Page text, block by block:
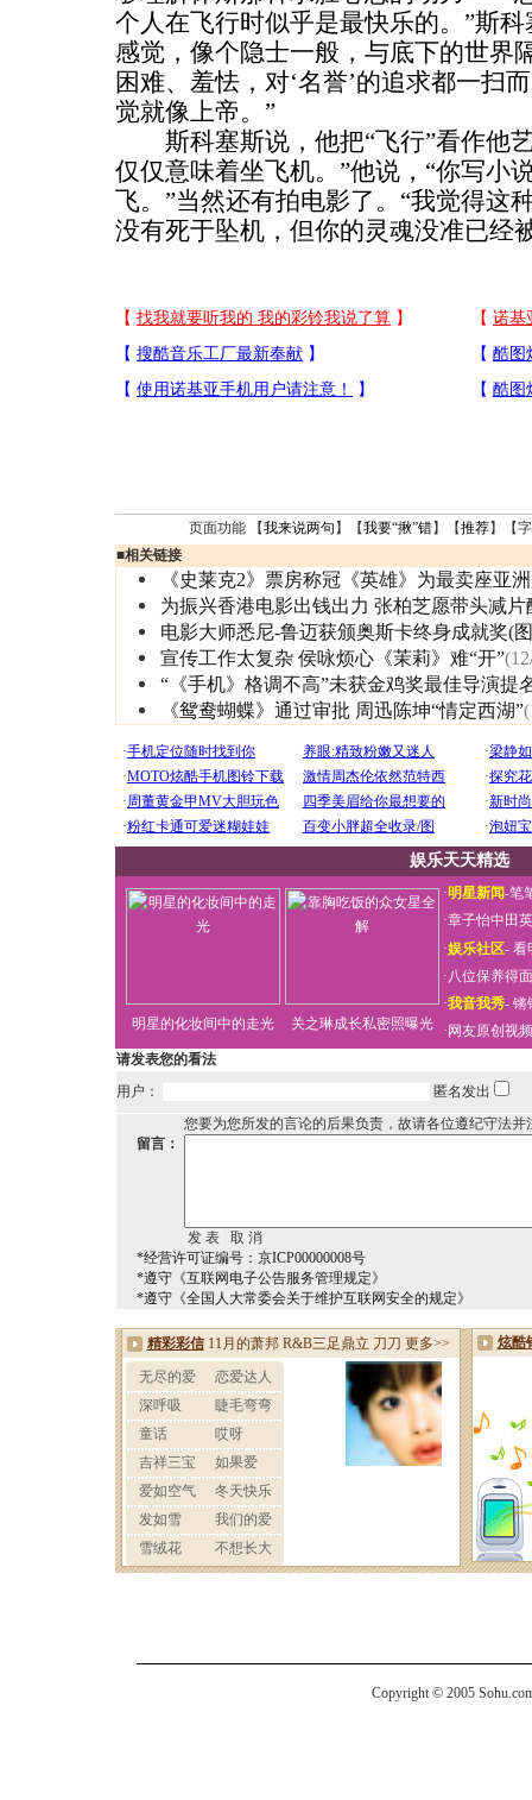
个人在飞行时似乎是最快乐的。”斯
感觉，像个隐士一般，与底下的世界
困难、羞怯，对‘名誉’的追求都一扫
觉就像上帝。”
斯科塞斯说，他把“飞行”看作他
仅仅意味着坐飞机。”他说，“你写小
飞。”当然还有拍电影了。“我觉得这
没有死于坠机，但你的灵魂没准已经
页面功能 【我来说两句 】【我要“揪”错】【推荐】【
■相关链接
《史莱克2》票房称冠《英雄》为最卖座亚
为振兴香港电影出钱出力 张柏芝愿带头减片
电影大师悉尼-鲁迈获颁奥斯卡终身成就奖(
宣传工作太复杂 侯咏烦心《茉莉》难“开”
“《手机》格调不高”未获金鸡奖最佳导演提
《鸳鸯蝴蝶》通过审批 周迅陈坤“情定西湖”
娱乐天天精选
明星的化妆间中的走光 关之琳成长私密照曝光
·明星新闻-笔
·章子怡中田
·娱乐社区- 看
·八位保养得
·我音我秀- 锵
· 网友原创视
请发表您的看法
用户：
匿名发出
您要为您所发的言论的后果负责，故请各位遵纪守法并
留言：
*经营许可证编号：京ICP00000008号
*遵守《互联网电子公告服务管理规定》
*遵守《全国人大常委会关于维护互联网安全的规定》
Copyright © 2005